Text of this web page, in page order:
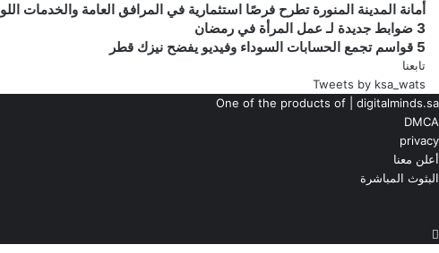
أمانة المدينة المنورة تطرح فرصًا استثمارية في المرافق العامة والخدمات
3
ضوابط
جديدة
لـ
عمل
المرأة
في
رمضان
3 ضوابط جديدة لـ عمل المرأة في رمضان
5
قواسم
تجمع
الحسابات
السوداء
وفيديو
يفضح
نيزك
5 قواسم تجمع الحسابات السوداء وفيديو يفضح نيزك قطر
تابعنا
Tweets by ksa_wats
One of the products of | digitalminds.sa
DMCA
privacy
أعلن معنا
البثوث المباشرة
تشات